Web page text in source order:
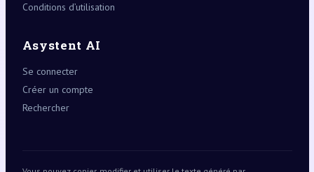
Conditions d’utilisation
Asystent AI
Se connecter
Créer un compte
Rechercher